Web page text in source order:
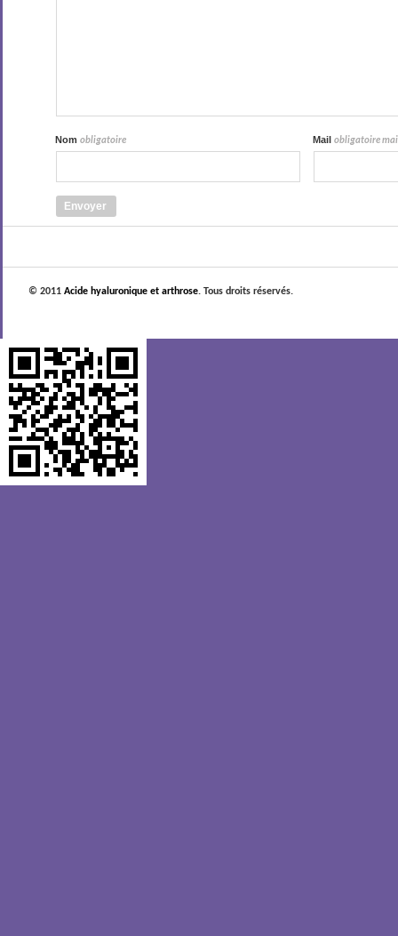
Nomobligatoire Mailobligatoire
© 2011Acide hyaluronique et arthrose. Tous droits réservés.